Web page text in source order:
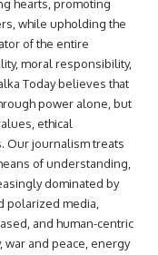
hearts, promoting
while upholding the
of the entire
moral responsibility,
Today believes that
power alone, but
ethical
Our journalism treats
of understanding,
dominated by
polarized media,
and human-centric
and peace, energy